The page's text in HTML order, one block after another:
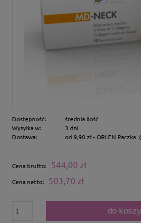
Dostępność:
średnia ilość
Wysyłka w:
3 dni
Dostawa:
od 9,90 zł- ORLEN Paczka
Cena nie zawiera ewentualnych kosztów
Cena brutto: 544,00 zł
Cena netto: 503,70 zł
do